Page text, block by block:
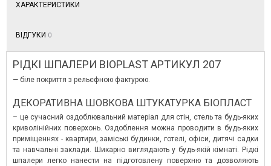
ХАРАКТЕРИСТИКИ
ВІДГУКИ 0
РІДКІ ШПАЛЕРИ BIOPLAST АРТИКУЛ 207
— біле покриття з рельєфною фактурою.
ДЕКОРАТИВНА ШОВКОВА ШТУКАТУРКА БІОПЛАСТ
– це сучасний оздоблювальний матеріал для стін, стель та будь-яких
криволінійних поверхонь. Оздоблення можна проводити в будь-яких
приміщеннях - квартири, заміські будинки, готелі, офіси, дитячі садки
та навчальні заклади. Шикарно виглядають у будь-якій кімнаті. Рідкі
шпалери легко нанести на підготовлену поверхню та дозволяють